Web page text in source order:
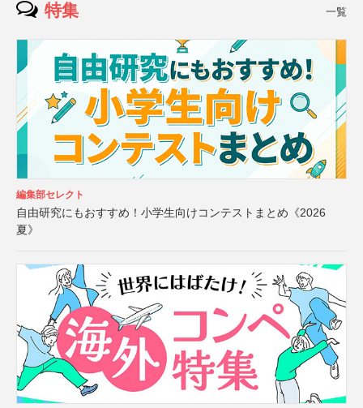
特集 一覧
編集部セレクト
自由研究にもおすすめ！小学生向けコンテストまとめ《2026
夏》